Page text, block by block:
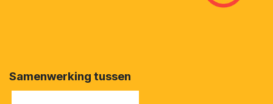
Samenwerking tussen